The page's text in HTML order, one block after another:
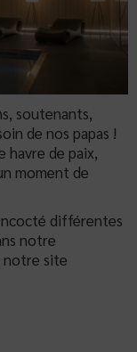
soutenants,
de nos papas !
havre de paix,
moment de
différentes
notre
notre site